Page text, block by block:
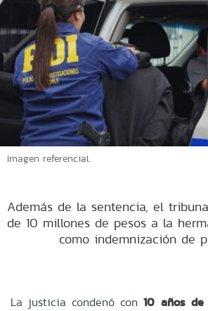
Imagen referencial.
Además de la sentencia, el
de 10 millones de pesos a la
como indemnización de
La justicia condenó con10 años de